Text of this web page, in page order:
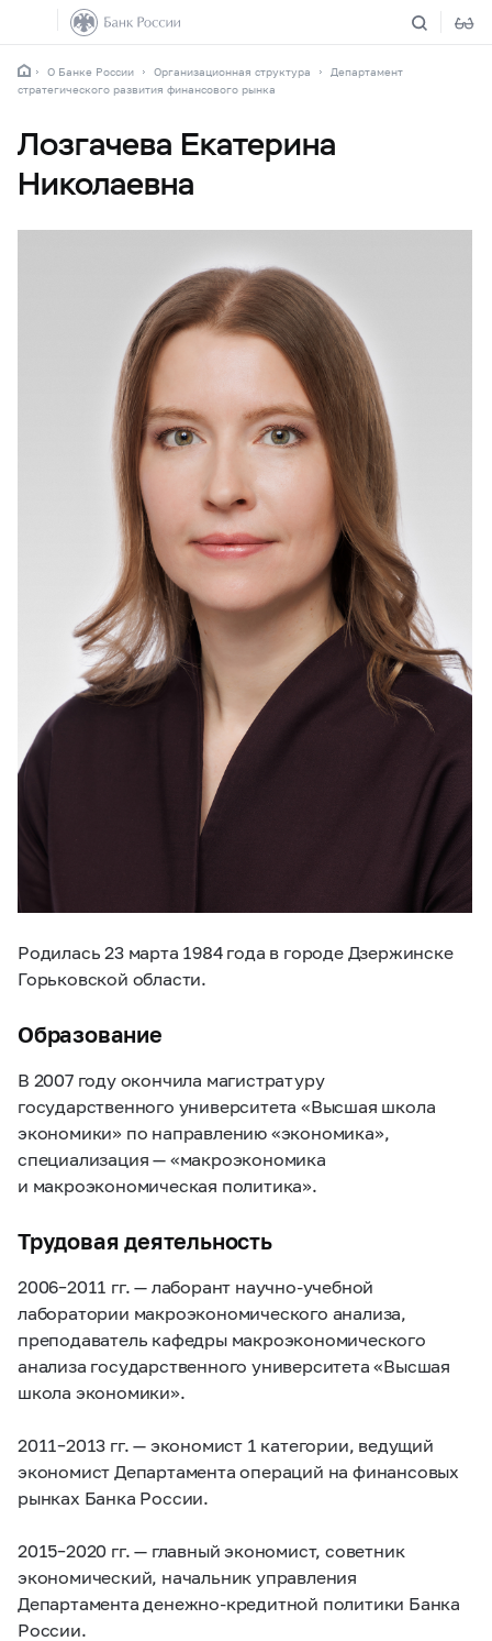
О Банке России Организационная структура
Департамент
стратегического развития финансового рынка
Лозгачева Екатерина
Николаевна
Родилась 23 марта 1984 года в городе Дзержинске
Горьковской области.
Образование
В 2007 году окончила магистратуру
государственного университета «Высшая школа
экономики» по направлению «экономика»,
специализация — «макроэкономика
и макроэкономическая политика».
Трудовая деятельность
2006–2011 гг. — лаборант научно-учебной
лаборатории макроэкономического анализа,
преподаватель кафедры макроэкономического
анализа государственного университета «Высшая
школа экономики».
2011–2013 гг. — экономист 1 категории, ведущий
экономист Департамента операций на финансовых
рынках Банка России.
2015–2020 гг. — главный экономист, советник
экономический, начальник управления
Департамента денежно-кредитной политики Банка
России.